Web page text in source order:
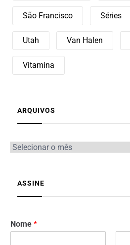
São Francisco Séries
Utah Van Halen
Vitamina
ARQUIVOS
ASSINE
Nome *